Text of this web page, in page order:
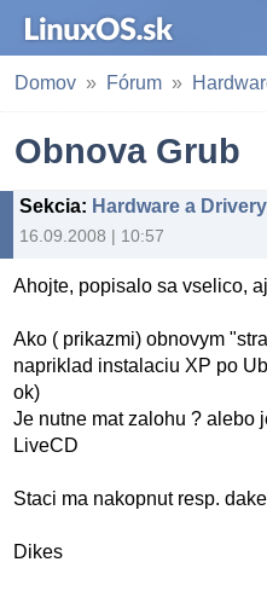
Domov Fórum
Obnova Grub
Sekcia: Hardware a Drivery
16.09.2008 | 10:57
Ahojte, popisalo sa vselico,
Ako ( prikazmi) obnovym
napriklad instalaciu XP po
ok)
Je nutne mat zalohu ? alebo
LiveCD
Staci ma nakopnut resp.
Dikes